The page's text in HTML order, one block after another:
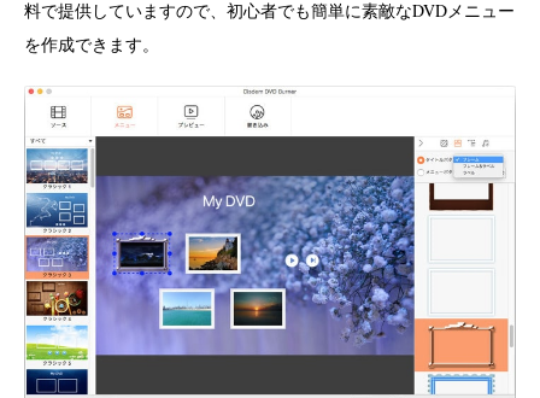
料で提供していますので、初心者でも簡単に素敵なDVDメニュー
を作成できます。